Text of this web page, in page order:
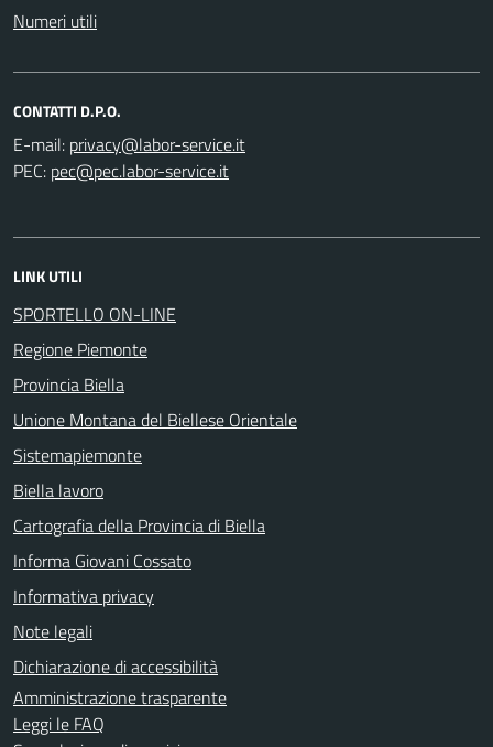
Numeri utili
CONTATTI D.P.O.
E-mail:
PEC:
LINK UTILI
SPORTELLO ON-LINE
Regione Piemonte
Provincia Biella
Unione Montana del Biellese Orientale
Sistemapiemonte
Biella lavoro
Cartografia della Provincia di Biella
Informa Giovani Cossato
Informativa privacy
Note legali
Dichiarazione di accessibilità
Amministrazione trasparente
Leggi le FAQ